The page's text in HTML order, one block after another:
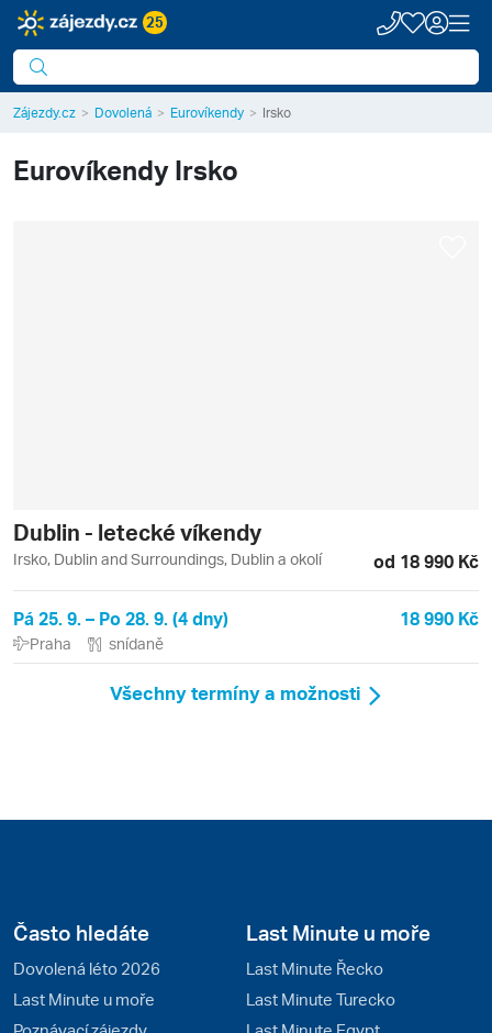
25
Zájezdy.cz Dovolená Eurovíkendy Irsko
EurovíkendyIrsko
Dublin - letecké víkendy
Irsko, Dublin and Surroundings, Dublin a okolí od 18 990 Kč
Pá 25. 9. – Po 28. 9. (4 dny) 18 990 Kč
Praha snídaně
Všechny termíny a možnosti
Často hledáte
Dovolená léto 2026
Last Minute u moře
Last Minute u moře
Last Minute Řecko
Last Minute Turecko